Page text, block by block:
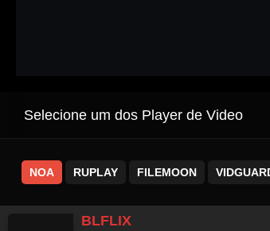
Selecione um dos Player de Video
NOA RUPLAY FILEMOON
BLFLIX